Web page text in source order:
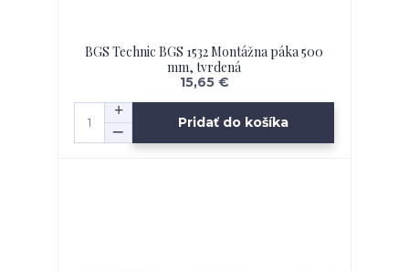
BGS Technic BGS 1532 Montážna páka 500
mm, tvrdená
15,65 €
Pridať do košíka